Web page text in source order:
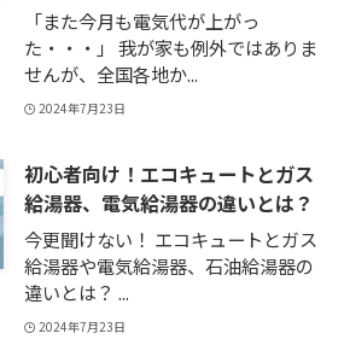
「また今月も電気代が上がっ
た・・・」 我が家も例外ではありま
せんが、全国各地か...
2024年7月23日
初心者向け！エコキュートとガス
給湯器、電気給湯器の違いとは？
今更聞けない！ エコキュートとガス
給湯器や電気給湯器、石油給湯器の
違いとは？ ...
2024年7月23日